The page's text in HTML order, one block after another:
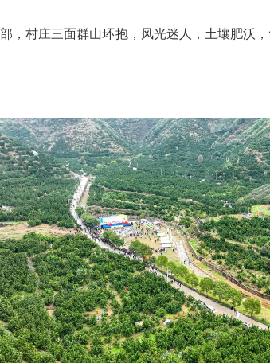
村庄三面群山环抱，风光迷人，土壤肥沃，